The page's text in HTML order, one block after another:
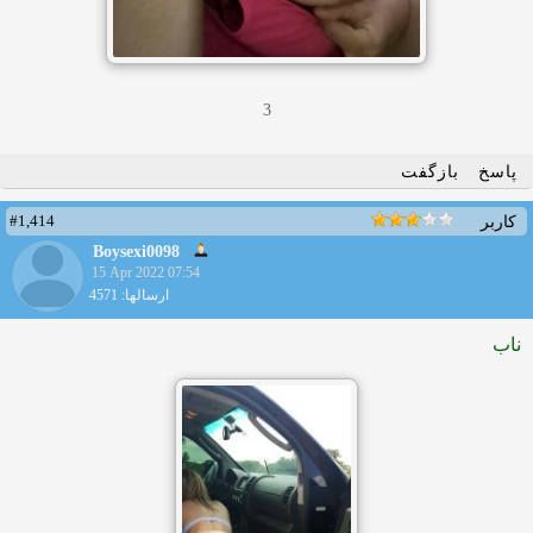
3
پاسخ بازگفت
کاربر
#1,414
Boysexi0098
15 Apr 2022 07:54
ارسالها: 4571
ناب